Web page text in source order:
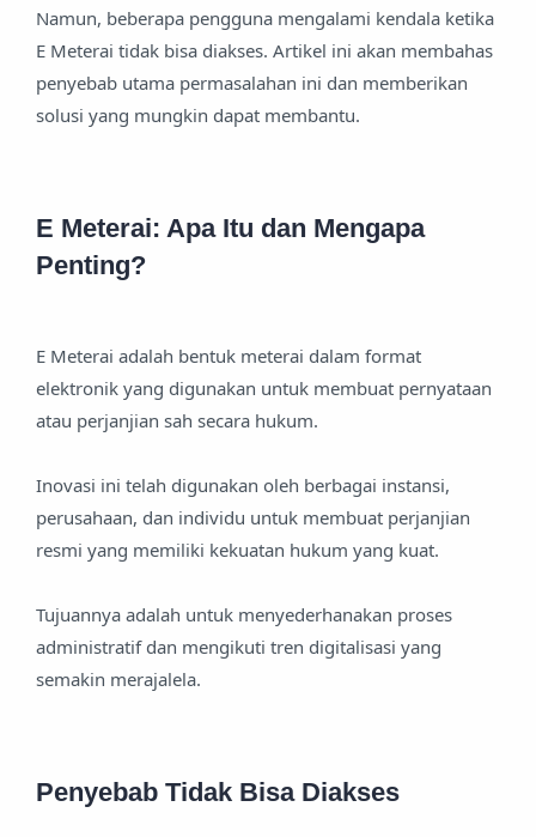
Namun, beberapa pengguna mengalami kendala ketika
E Meterai tidak bisa diakses. Artikel ini akan membahas
penyebab utama permasalahan ini dan memberikan
solusi yang mungkin dapat membantu.
E Meterai: Apa Itu dan Mengapa
Penting?
E Meterai adalah bentuk meterai dalam format
elektronik yang digunakan untuk membuat pernyataan
atau perjanjian sah secara hukum.
Inovasi ini telah digunakan oleh berbagai instansi,
perusahaan, dan individu untuk membuat perjanjian
resmi yang memiliki kekuatan hukum yang kuat.
Tujuannya adalah untuk menyederhanakan proses
administratif dan mengikuti tren digitalisasi yang
semakin merajalela.
Penyebab Tidak Bisa Diakses